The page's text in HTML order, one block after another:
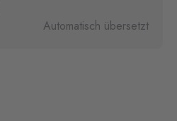
Automatisch übersetzt